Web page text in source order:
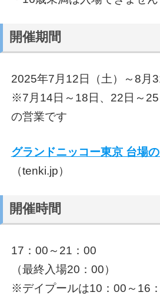
開催期間
2025年7月12日（土）～8月
※7月14日～18日、22日～
の営業です
グランドニッコー東京 台場
（tenki.jp）
開催時間
17：00～21：00
（最終入場20：00）
※デイプールは10：00～16